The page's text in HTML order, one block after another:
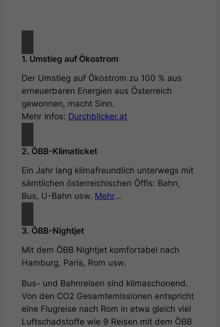
1. Umstieg auf Ökostrom
Der Umstieg auf Ökostrom zu 100 % aus
erneuerbaren Energien aus Österreich
gewonnen, macht Sinn.
Mehr Infos: Durchblicker.at
2. ÖBB-Klimaticket
Ein Jahr lang klimafreundlich unterwegs mit
sämtlichen österreichischen Öffis: Bahn,
Bus, U-Bahn usw. Mehr…
3. ÖBB-Nightjet
Mit dem ÖBB Nightjet komfortabel nach
Hamburg, Paris, Rom usw.
Bus- und Bahnreisen sind klimaschonend.
Von den CO2 Gesamtemissionen entspricht
eine Flugreise nach Rom in etwa gleich viel
Luftschadstoffe wie 9 Reisen mit dem ÖBB